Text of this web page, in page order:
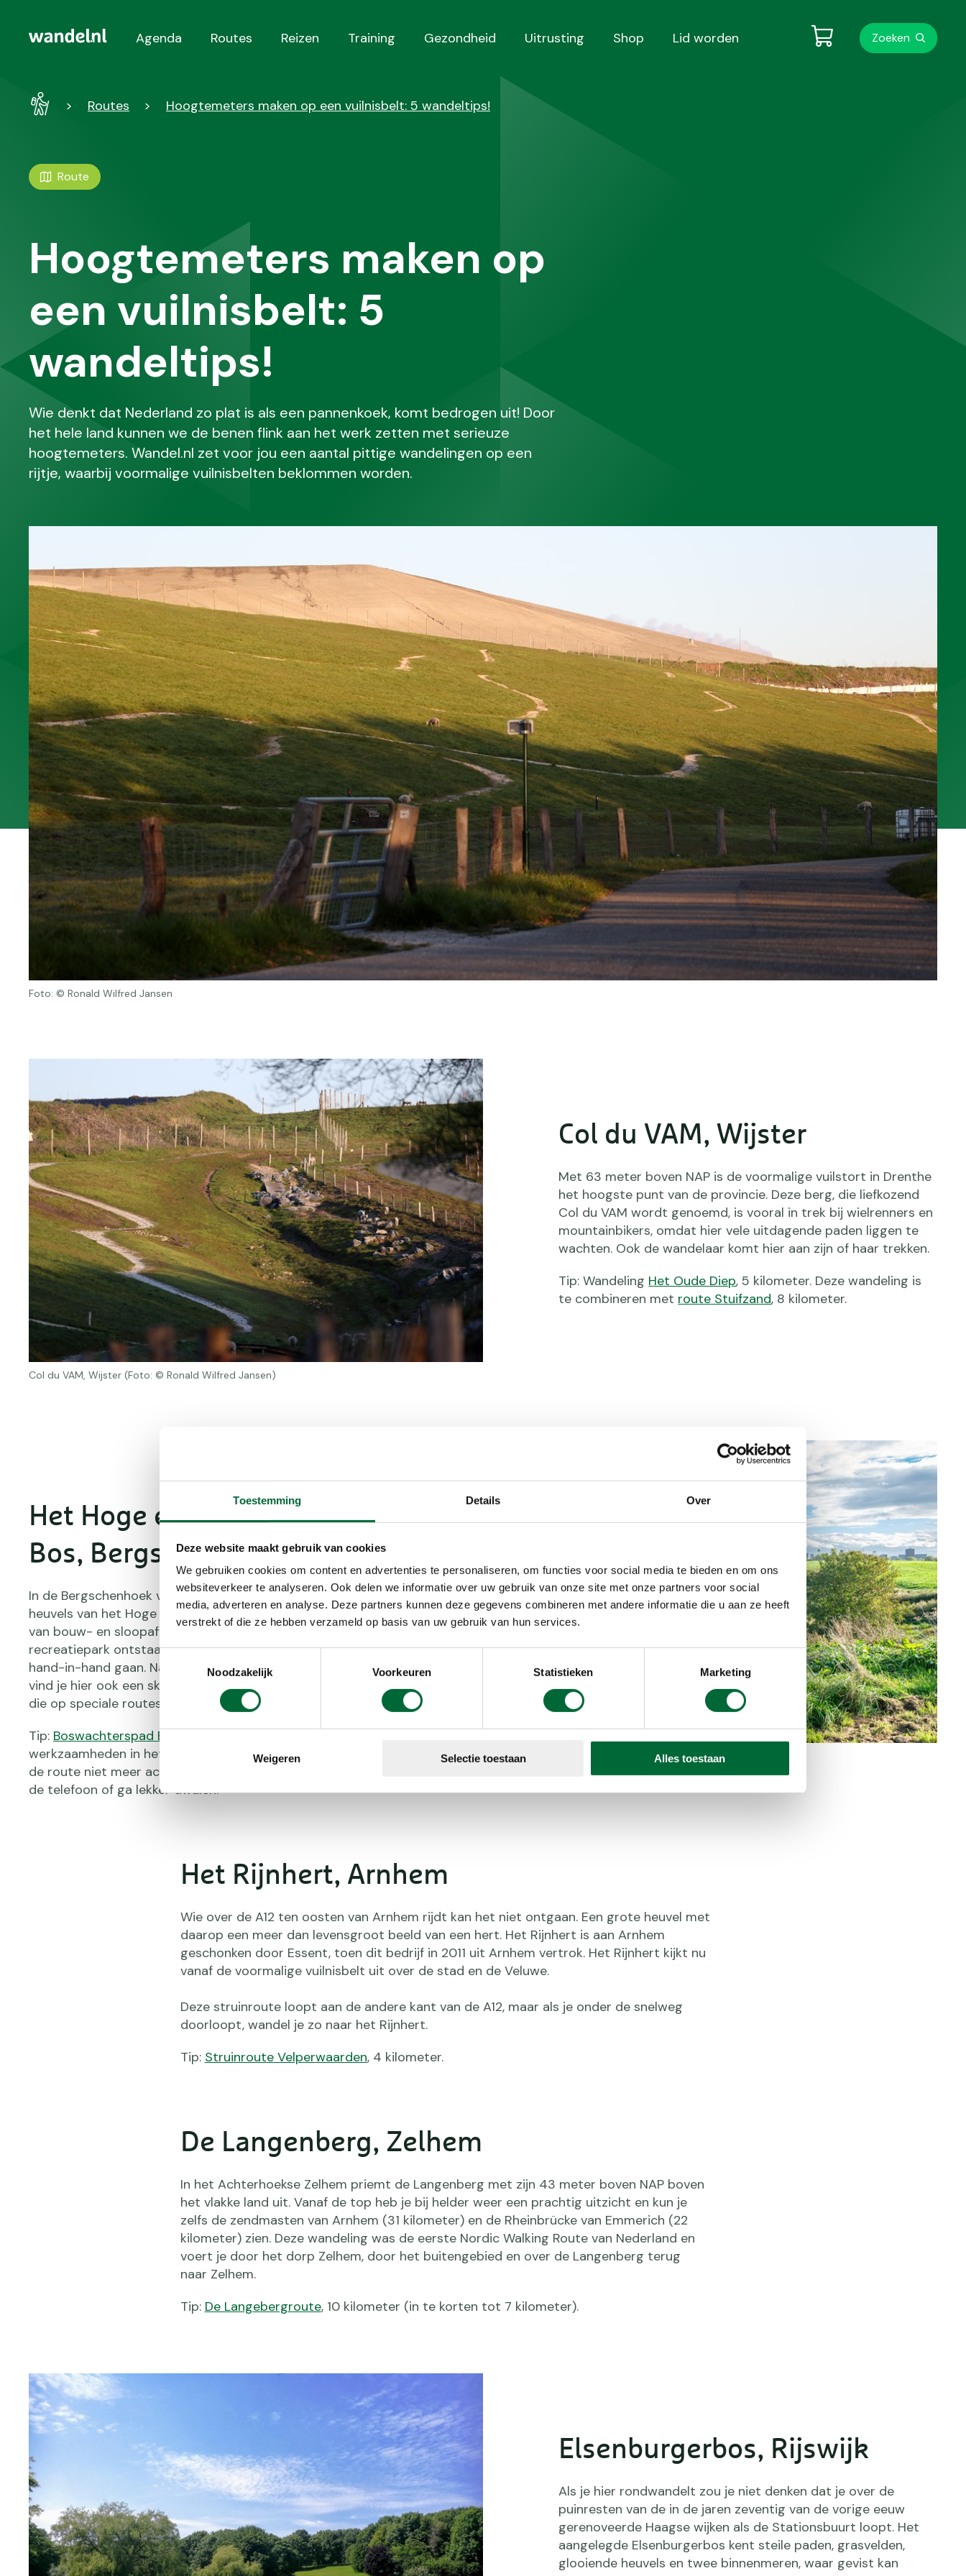
Toestemming Details Over
Deze website maakt gebruik van cookies
We gebruiken cookies om content en advertenties te personaliseren, om functies voor social media te bieden en om ons
websiteverkeer te analyseren. Ook delen we informatie over uw gebruik van onze site met onze partners voor social
media, adverteren en analyse. Deze partners kunnen deze gegevens combineren met andere informatie die u aan ze heeft
verstrekt of die ze hebben verzameld op basis van uw gebruik van hun services.
Toestemmingsselectie
Noodzakelijk
Voorkeuren Statistieken Marketing
Weigeren Selectie toestaan Alles toestaan
Hoofdnavigatie
Agenda Routes Reizen Training Gezondheid Uitrusting Shop Lid worden Zoeken
WandelRoutes Hoogtemeters maken op een vuilnisbelt: 5 wandeltips!
Route
Hoogtemeters maken op
een vuilnisbelt: 5
wandeltips!
Wie denkt dat Nederland zo plat is als een pannenkoek, komt bedrogen uit! Door
het hele land kunnen we de benen flink aan het werk zetten met serieuze
hoogtemeters. Wandel.nl zet voor jou een aantal pittige wandelingen op een
rijtje, waarbij voormalige vuilnisbelten beklommen worden.
Foto: © Ronald Wilfred Jansen
Col du VAM, Wijster (Foto: © Ronald Wilfred Jansen)
Col du VAM, Wijster
Met 63 meter boven NAP is de voormalige vuilstort in Drenthe
het hoogste punt van de provincie. Deze berg, die liefkozend
Col du VAM wordt genoemd, is vooral in trek bij wielrenners en
mountainbikers, omdat hier vele uitdagende paden liggen te
wachten. Ook de wandelaar komt hier aan zijn of haar trekken.
Tip: Wandeling Het Oude Diep, 5 kilometer. Deze wandeling is
te combineren met route Stuifzand, 8 kilometer.
Het Hoge en Lage Bergse
Bos, Bergschenhoek
In de Bergschenhoek vind je niet zo maar een vuilnisbelt. De
heuvels van het Hoge Bergse Bos zijn aangelegd op het puin
van bouw- en sloopafval uit de stad Rotterdam. Er is een uniek
recreatiepark ontstaan, waar de natuur, recreatie en kunst
hand-in-hand gaan. Naast een diversiteit aan wandelpaden
vind je hier ook een skihal en schrik niet van de mountainbikers
die op speciale routes hun rondes rijden.
Tip: Boswachterspad Bergse Bossen
werkzaamheden in het Lage Bergse Bos is de beschrijving van
de route niet meer actueel. Gebruik zo nodig de navigatie op
de telefoon of ga lekker dwalen.
Bergschenhoek
Het Rijnhert, Arnhem
Wie over de A12 ten oosten van Arnhem rijdt kan het niet ontgaan. Een grote heuvel met
daarop een meer dan levensgroot beeld van een hert. Het Rijnhert is aan Arnhem
geschonken door Essent, toen dit bedrijf in 2011 uit Arnhem vertrok. Het Rijnhert kijkt nu
vanaf de voormalige vuilnisbelt uit over de stad en de Veluwe.
Deze struinroute loopt aan de andere kant van de A12, maar als je onder de snelweg
doorloopt, wandel je zo naar het Rijnhert.
Tip: Struinroute Velperwaarden, 4 kilometer.
De Langenberg, Zelhem
In het Achterhoekse Zelhem priemt de Langenberg met zijn 43 meter boven NAP boven
het vlakke land uit. Vanaf de top heb je bij helder weer een prachtig uitzicht en kun je
zelfs de zendmasten van Arnhem (31 kilometer) en de Rheinbrücke van Emmerich (22
kilometer) zien. Deze wandeling was de eerste Nordic Walking Route van Nederland en
voert je door het dorp Zelhem, door het buitengebied en over de Langenberg terug
naar Zelhem.
Tip: De Langebergroute, 10 kilometer (in te korten tot 7 kilometer).
Elsenburgerbos, Rijswijk
Als je hier rondwandelt zou je niet denken dat je over de
puinresten van de in de jaren zeventig van de vorige eeuw
gerenoveerde Haagse wijken als de Stationsbuurt loopt. Het
aangelegde Elsenburgerbos kent steile paden, grasvelden,
glooiende heuvels en twee binnenmeren, waar gevist kan